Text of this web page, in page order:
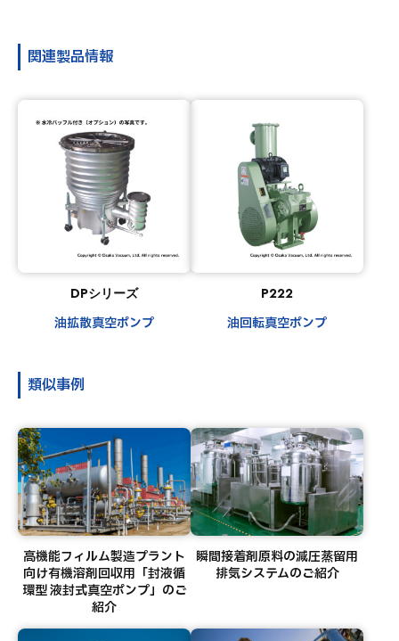
関連製品情報
DPシリーズ
油拡散真空ポンプ
P222
油回転真空ポンプ
類似事例
高機能フィルム製造プラント
向け有機溶剤回収用「封液循
環型 液封式真空ポンプ」のご
紹介
瞬間接着剤原料の減圧蒸留用
排気システムのご紹介